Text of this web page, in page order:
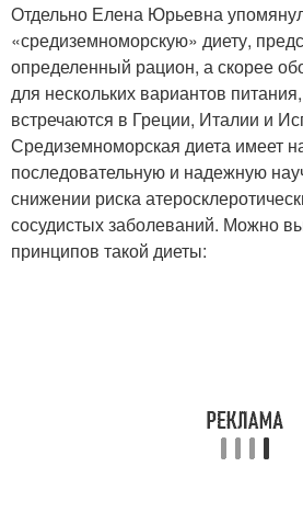
Отдельно Елена Юрьевна
«средиземноморскую» диету,
определенный рацион, а скорее
для нескольких вариантов
встречаются в Греции, Италии и
Средиземноморская диета имеет
последовательную и надежную
снижении риска
сосудистых заболеваний. Можно
принципов такой диеты: